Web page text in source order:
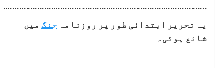
……………………………………………………………………………..
یہ تحریر ابتدائی طور پر روزنامہ جنگ میں
شائع ہوئی۔